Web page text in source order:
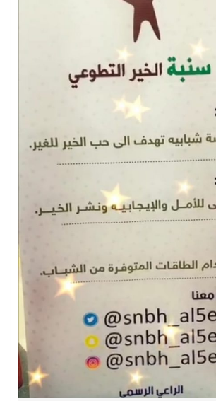
غدٍ الخميس هو المكمل لشهر رمضان